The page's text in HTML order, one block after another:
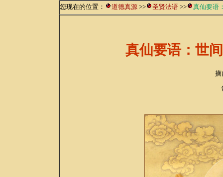
您现在的位置： 道德真源 >> 圣贤法语 >> 真仙要语
真仙要语：世
摘